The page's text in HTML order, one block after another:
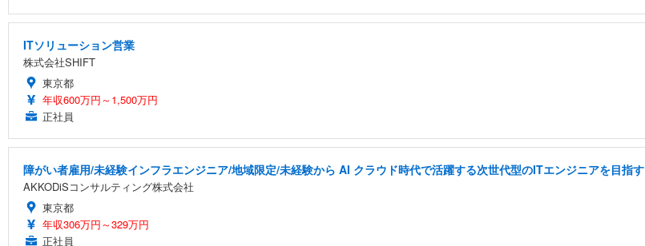
ITソリューション営業
株式会社SHIFT
東京都
年収600万円～1,500万円
正社員
障がい者雇用/未経験インフラエンジニア/地域限定/未経験から AI クラウド時代で活躍する次世代型のITエンジニアを目指す
AKKODiSコンサルティング株式会社
東京都
年収306万円～329万円
正社員